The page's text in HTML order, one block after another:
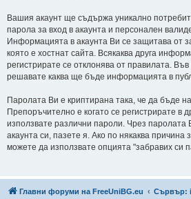
Вашия акаунт ще съдържа уникално
парола за вход в акаунта и персонален
Информацията в акаунта Ви се защитава от
която е хостнат сайта. Всякаква друга
регистрирате се отклонява от правилата. Във
решавате каква ще бъде информацията в
Паролата Ви е криптирана така, че да бъде
Препоръчително е когато се регистрирате в
използвате различни пароли. Чрез паролата
акаунта си, пазете я. Ако по някаква причина
можете да използвате опцията "забравих си
Главни форуми на FreeUniBG.eu Сървър: